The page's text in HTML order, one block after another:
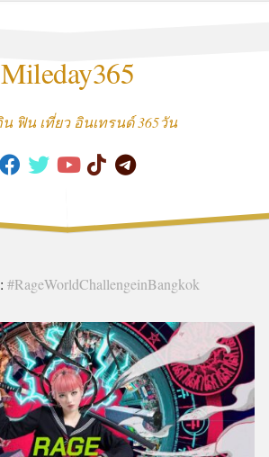
Mileday365
ฟิน เที่ยว อินเทรนด์ 365วัน
#RageWorldChallengeinBangkok